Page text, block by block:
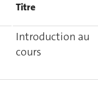
Titre
Introduction au
cours